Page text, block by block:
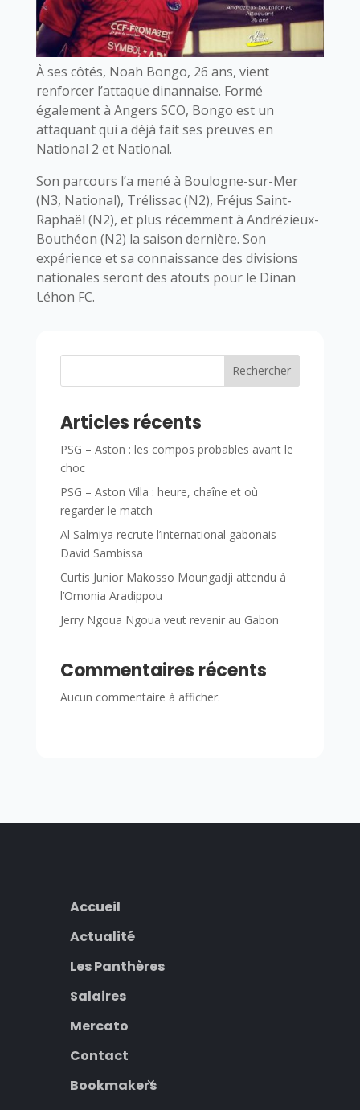
À ses côtés, Noah Bongo, 26 ans, vient
renforcer l’attaque dinannaise. Formé
également à Angers SCO, Bongo est un
attaquant qui a déjà fait ses preuves en
National 2 et National.
Son parcours l’a mené à Boulogne-sur-Mer
(N3, National), Trélissac (N2), Fréjus Saint-
Raphaël (N2), et plus récemment à Andrézieux-
Bouthéon (N2) la saison dernière. Son
expérience et sa connaissance des divisions
nationales seront des atouts pour le Dinan
Léhon FC.
Rechercher
Articles récents
PSG – Aston : les compos probables avant le
choc
PSG – Aston Villa : heure, chaîne et où
regarder le match
Al Salmiya recrute l’international gabonais
David Sambissa
Curtis Junior Makosso Moungadji attendu à
l’Omonia Aradippou
Jerry Ngoua Ngoua veut revenir au Gabon
Commentaires récents
Aucun commentaire à afficher.
Accueil
Actualité
Les Panthères
Salaires
Mercato
Contact
Bookmakers